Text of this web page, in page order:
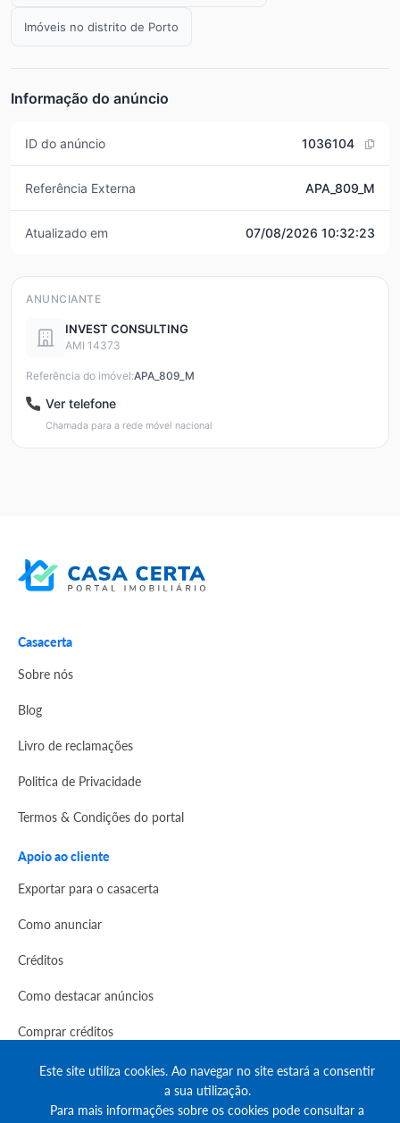
Imóveis no distrito de Porto
Informação do anúncio
ID do anúncio 1036104
Referência Externa APA_809_M
Atualizado em 07/08/2026 10:32:23
ANUNCIANTE
INVEST CONSULTING
AMI 14373
Referência do imóvel:APA_809_M
Ver telefone
Chamada para a rede móvel nacional
Casacerta
Sobre nós
Blog
Livro de reclamações
Politica de Privacidade
Termos & Condições do portal
Apoio ao cliente
Exportar para o casacerta
Como anunciar
Créditos
Como destacar anúncios
Comprar créditos
FAQs
Informação
Este site utiliza cookies. Ao navegar no site estará a consentir
a sua utilização.
Para mais informações sobre os cookies pode consultar a